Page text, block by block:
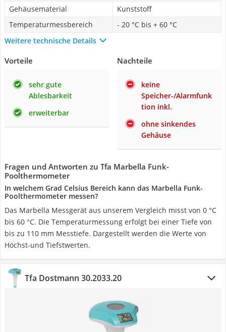
Gehäusematerial
Kunststoff
Temperaturmessbereich
- 20 °C bis + 60 °C
Weitere technische Details
Vorteile
sehr gute
Ablesbarkeit
erweiterbar
Nachteile
keine
Speicher-/Alarmfunk
tion inkl.
ohne sinkendes
Gehäuse
Fragen und Antworten zu Tfa Marbella Funk-
Poolthermometer
In welchem Grad Celsius Bereich kann das Marbella Funk-
Poolthermometer messen?
Das Marbella Messgerät aus unserem Vergleich misst von 0 °C
bis 60 °C. Die Temperaturmessung erfolgt bei einer Tiefe von
bis zu 110 mm Messtiefe. Dargestellt werden die Werte von
Höchst-und Tiefstwerten.
Tfa Dostmann ‎30.2033.20